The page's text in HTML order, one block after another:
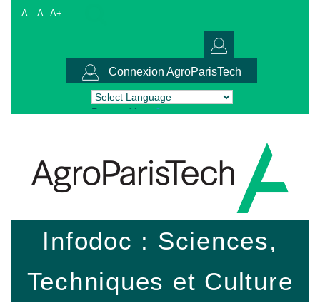
A- A A+
Connexion AgroParisTech
Powered by Translate
Infodoc : Sciences,
Techniques et Culture